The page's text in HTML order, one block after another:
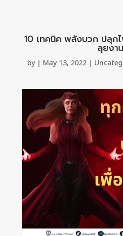
10 เทคนิค พลังบวก ปลุก
ลุยงาน
by | May 13, 2022|